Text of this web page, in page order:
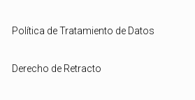
Política de Tratamiento de Datos
Derecho de Retracto